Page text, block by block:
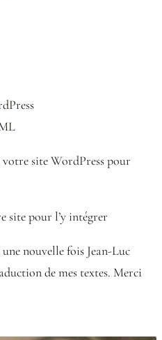
site WordPress pour
site pour l’y intégrer
nouvelle fois Jean-Luc
de mes textes. Merci